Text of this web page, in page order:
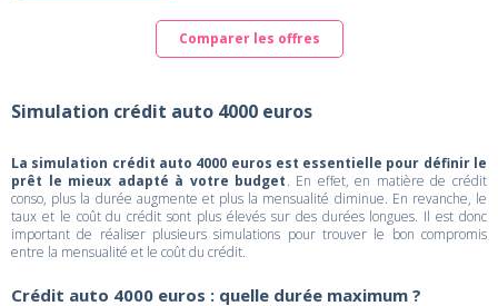
Comparer les offres
Simulation crédit auto 4000 euros
La simulation crédit auto 4000 euros est essentielle pour définir le
prêt le mieux adapté à votre budget. En effet, en matière de crédit
conso, plus la durée augmente et plus la mensualité diminue. En revanche, le
taux et le coût du crédit sont plus élevés sur des durées longues. Il est donc
important de réaliser plusieurs simulations pour trouver le bon compromis
entre la mensualité et le coût du crédit.
Crédit auto 4000 euros : quelle durée maximum ?